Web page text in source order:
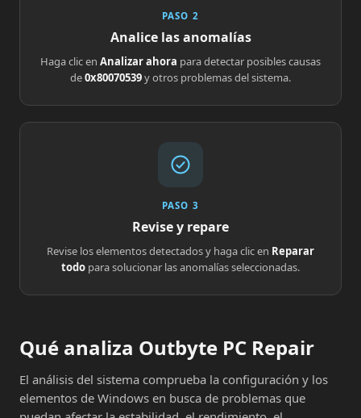
PASO 2
Analice las anomalías
Haga clic en Analizar ahora para detectar posibles causas
de0x80070539y otros problemas del sistema.
PASO 3
Revise y repare
Revise los elementos detectados y haga clic en Reparar
todo para solucionar las anomalías seleccionadas.
Qué analiza Outbyte PC Repair
El análisis del sistema comprueba la configuración y los
elementos de Windows en busca de problemas que